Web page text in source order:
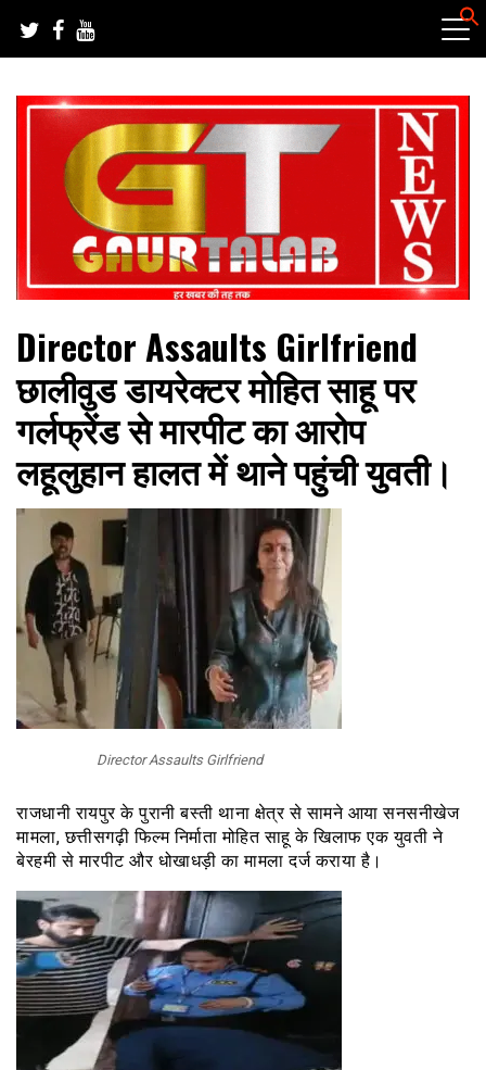
content
गौरतलब न्यूज
Director Assaults Girlfriend
छालीवुड डायरेक्टर मोहित साहू पर
गर्लफ्रेंड से मारपीट का आरोप
लहूलुहान हालत में थाने पहुंची युवती।
Director Assaults Girlfriend
राजधानी रायपुर के पुरानी बस्ती थाना क्षेत्र से सामने आया सनसनीखेज
मामला, छत्तीसगढ़ी फिल्म निर्माता मोहित साहू के खिलाफ एक युवती ने
बेरहमी से मारपीट और धोखाधड़ी का मामला दर्ज कराया है।